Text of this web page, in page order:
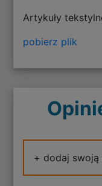
Artykuły
pobierz plik
+ dodaj swoją